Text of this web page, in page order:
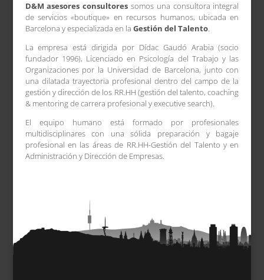
D&M asesores consultores somos una consultora integral
de servicios «boutique» en recursos humanos, ubicada en
Barcelona y especializada en la Gestión del Talento.
La empresa está dirigida por Dídac Gaudó Arabia (socio
fundador 1996), Licenciado en Psicología del Trabajo y las
Organizaciones por la Universidad de Barcelona, junto con
una dilatada trayectoria profesional dentro del campo de la
gestión y dirección de los RR.HH (gestión del talento, coaching
& mentoring de carrera profesional y executive search).
El equipo humano está formado por profesionales
multidisciplinares con una sólida preparación y bagaje
profesional en las áreas de RR.HH-Gestión del Talento y en
Administración y Dirección de Empresas.